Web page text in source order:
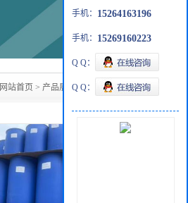
网站首页 > 产品展厅>酸类
手机： 15264163196
手机： 15269160223
Q Q：
Q Q：